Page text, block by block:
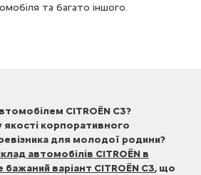
та багато іншого.
CITROЁN C3?
якості корпоративного
для молодої родини?
автомобілів CITROЁN в
бажаний варіант CITROЁN C3, що